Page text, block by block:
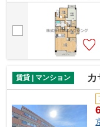
徒歩で14分で到着します♪行
賃貸 | マンション カ